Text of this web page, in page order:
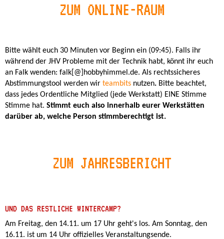
ZUM ONLINE-RAUM
Bitte wählt euch 30 Minuten vor Beginn ein (09:45). Falls ihr
während der JHV Probleme mit der Technik habt, könnt ihr euch
an Falk wenden: falk[@]hobbyhimmel.de. Als rechtssicheres
Abstimmungstool werden wir teambits nutzen. Bitte beachtet,
dass jedes Ordentliche Mitglied (jede Werkstatt) EINE Stimme
Stimme hat. Stimmt euch also innerhalb eurer Werkstätten
darüber ab, welche Person stimmberechtigt ist.
ZUM JAHRESBERICHT
UND DAS RESTLICHE WINTERCAMP?
Am Freitag, den 14.11. um 17 Uhr geht's los. Am Sonntag, den
16.11. ist um 14 Uhr offizielles Veranstaltungsende.